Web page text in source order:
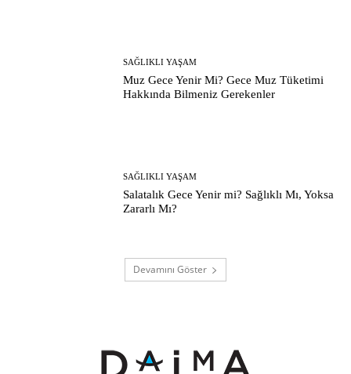
SAĞLIKLI YAŞAM
Muz Gece Yenir Mi? Gece Muz Tüketimi
Hakkında Bilmeniz Gerekenler
SAĞLIKLI YAŞAM
Salatalık Gece Yenir mi? Sağlıklı Mı, Yoksa
Zararlı Mı?
Devamını Göster